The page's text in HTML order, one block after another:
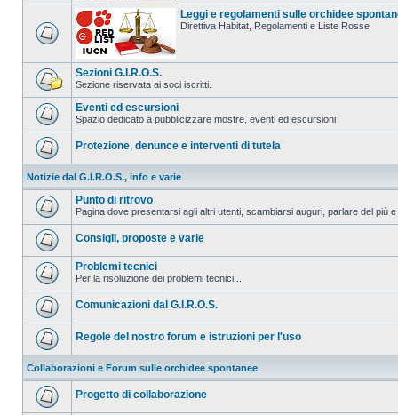
Leggi e regolamenti sulle orchidee
Direttiva Habitat, Regolamenti e Liste Rosse
Sezioni G.I.R.O.S.
Sezione riservata ai soci iscritti.
Eventi ed escursioni
Spazio dedicato a pubblicizzare mostre, eventi ed escursioni
Protezione, denunce e interventi di tutela
Notizie dal G.I.R.O.S., info e varie
Punto di ritrovo
Pagina dove presentarsi agli altri utenti, scambiarsi auguri, parlare del più
Consigli, proposte e varie
Problemi tecnici
Per la risoluzione dei problemi tecnici...
Comunicazioni dal G.I.R.O.S.
Regole del nostro forum e istruzioni per l'uso
Collaborazioni e Forum sulle orchidee spontanee
Progetto di collaborazione